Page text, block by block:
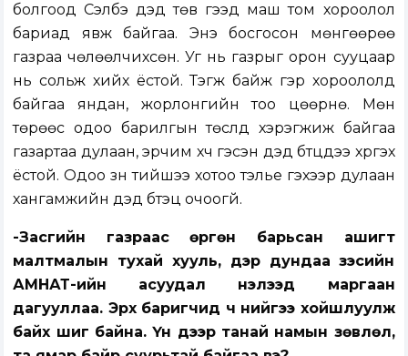
болгоод Сэлбэ дэд төв гээд маш том хороолол
бариад явж байгаа. Энэ босгосон мөнгөөрөө
газраа чөлөөлчихсөн. Уг нь газрыг орон сууцаар
нь сольж хийх ёстой. Тэгж байж гэр хороололд
байгаа яндан, жорлонгийн тоо цөөрнө. Мөн
төрөөс одоо барилгын төслүүд хэрэгжиж байгаа
газартаа дулаан, эрчим хүч гэсэн дэд бүтцүүдээ хүргэх
ёстой. Одоо зүүн тийшээ хотоо тэлье гэхээр дулаан
хангамжийн дэд бүтэц очоогүй.
-Засгийн газраас өргөн барьсан ашигт
малтмалын тухай хууль, дэр дундаа зэсийн
АМНАТ-ийн асуудал нэлээд маргаан
дагууллаа. Эрх баригчид ч үүнийгээ хойшлуулж
байх шиг байна. Үүн дээр танай намын зөвлөл,